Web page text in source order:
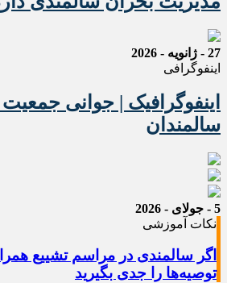
27 - ژانویه - 2026
اینفوگرافی
اینفوگرافیک | جوانی جمعیت
سالمندان
5 - جولای - 2026
نکات آموزشی
اگر سالمندی در مراسم تشییع
توصیه‌ها را جدی بگیرید